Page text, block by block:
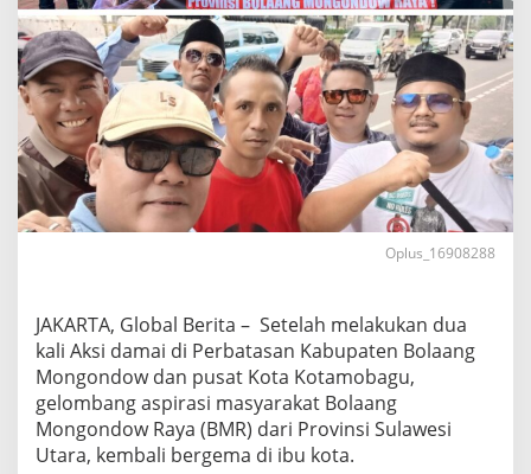
I
s
t
a
n
a
M
e
r
e
a
s
y
a
r
a
k
Oplus_16908288
JAKARTA, Global Berita – Setelah melakukan dua
kali Aksi damai di Perbatasan Kabupaten Bolaang
Mongondow dan pusat Kota Kotamobagu,
gelombang aspirasi masyarakat Bolaang
Mongondow Raya (BMR) dari Provinsi Sulawesi
Utara, kembali bergema di ibu kota.